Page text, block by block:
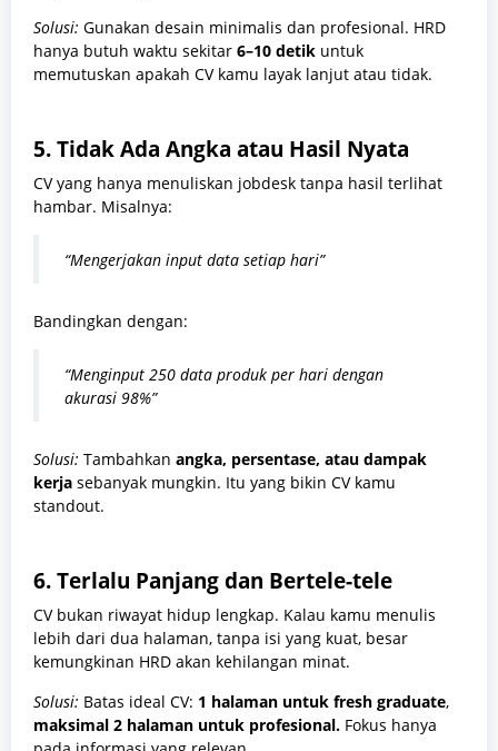
Solusi: Gunakan desain minimalis dan profesional. HRD
hanya butuh waktu sekitar 6–10 detik untuk
memutuskan apakah CV kamu layak lanjut atau tidak.
5.Tidak Ada Angka atau Hasil Nyata
CV yang hanya menuliskan jobdesk tanpa hasil terlihat
hambar. Misalnya:
“Mengerjakan input data setiap hari”
Bandingkan dengan:
“Menginput 250 data produk per hari dengan
akurasi 98%”
Solusi: Tambahkan angka, persentase, atau dampak
kerja sebanyak mungkin. Itu yang bikin CV kamu
standout.
6.Terlalu Panjang dan Bertele-tele
CV bukan riwayat hidup lengkap. Kalau kamu menulis
lebih dari dua halaman, tanpa isi yang kuat, besar
kemungkinan HRD akan kehilangan minat.
Solusi: Batas ideal CV: 1 halaman untuk fresh graduate,
maksimal 2 halaman untuk profesional. Fokus hanya